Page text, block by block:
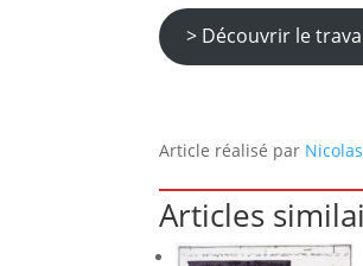
> Découvrir le
Article réalisé par
Articles